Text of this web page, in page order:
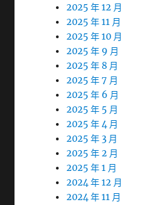
2025 年 12 月
2025 年 11 月
2025 年 10 月
2025 年 9 月
2025 年 8 月
2025 年 7 月
2025 年 6 月
2025 年 5 月
2025 年 4 月
2025 年 3 月
2025 年 2 月
2025 年 1 月
2024 年 12 月
2024 年 11 月